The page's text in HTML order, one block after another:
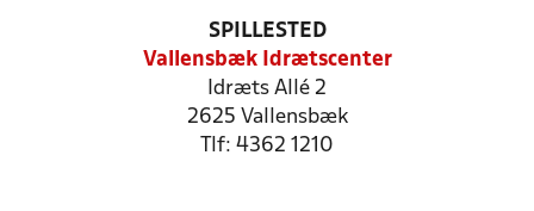
SPILLESTED
Vallensbæk Idrætscenter
Idræts Allé 2
2625 Vallensbæk
Tlf: 4362 1210